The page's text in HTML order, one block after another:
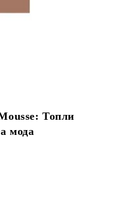
Топли
мода